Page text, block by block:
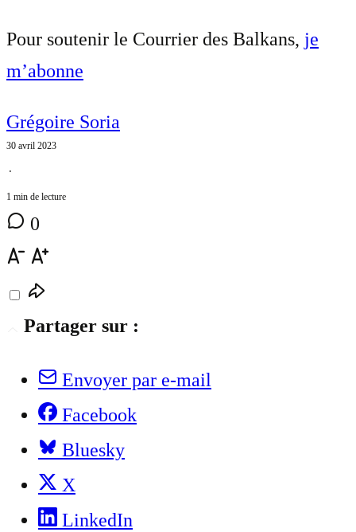
Pour soutenir le Courrier des Balkans, je
m’abonne
Grégoire Soria
30 avril 2023
⋅
1 min de lecture
0
Partager sur :
Envoyer par e-mail
Facebook
Bluesky
X
LinkedIn